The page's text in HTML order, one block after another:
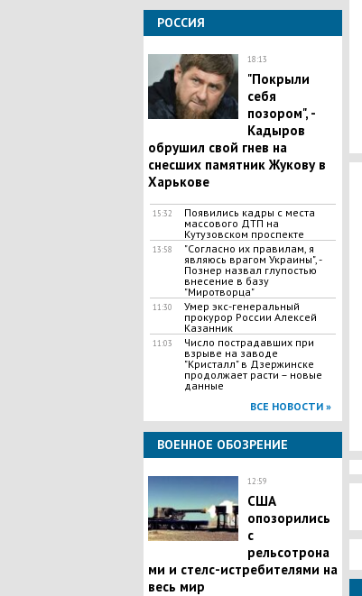
РОССИЯ
18:13
"Покрыли
себя
позором", -
Кадыров
обрушил свой гнев на
снесших памятник Жукову в
Харькове
15:32
Появились кадры с места
массового ДТП на
Кутузовском проспекте
13:58
"Согласно их правилам, я
являюсь врагом Украины", -
Познер назвал глупостью
внесение в базу
"Миротворца"
11:30
Умер экс-генеральный
прокурор России Алексей
Казанник
11:03
Число пострадавших при
взрыве на заводе
"Кристалл" в Дзержинске
продолжает расти – новые
данные
ВСЕ НОВОСТИ »
ВОЕННОЕ ОБОЗРЕНИЕ
12:59
​США
опозорились
с
рельсотрона
ми и стелс-истребителями на
весь мир